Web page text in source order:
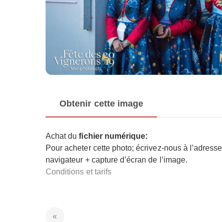
Obtenir cette image
Achat du fichier numérique:
Pour acheter cette photo; écrivez-nous à l’adresse
navigateur + capture d’écran de l’image.
Conditions et tarifs